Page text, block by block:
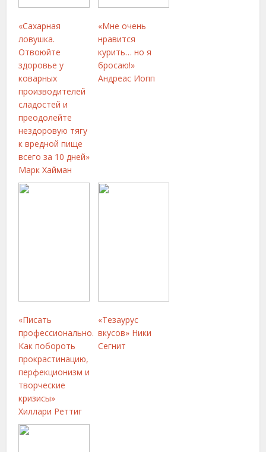
«Сахарная
ловушка.
Отвоюйте
здоровье у
коварных
производителей
сладостей и
преодолейте
нездоровую тягу
к вредной пище
всего за 10 дней»
Марк Хайман
«Мне очень
нравится
курить… но я
бросаю!»
Андреас Иопп
«Писать
профессионально.
Как побороть
прокрастинацию,
перфекционизм и
творческие
кризисы»
Хиллари Реттиг
«Тезаурус
вкусов» Ники
Сегнит